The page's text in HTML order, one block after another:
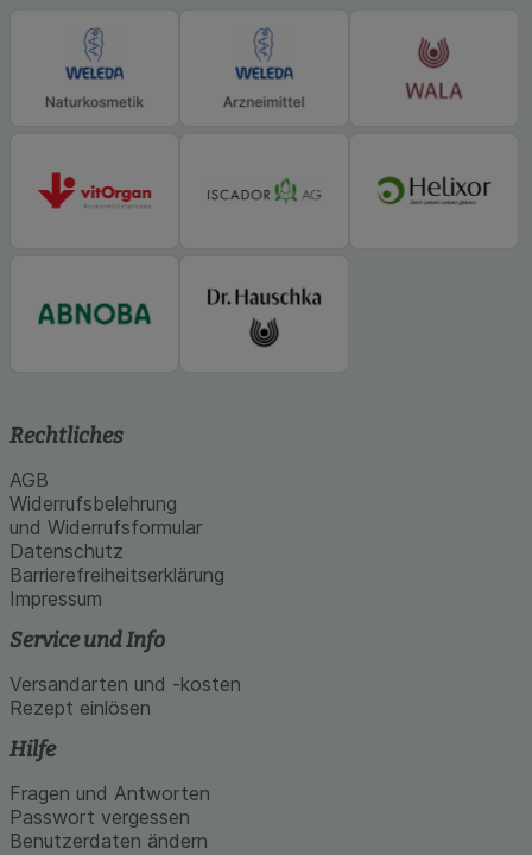
Statistik & Tracking:
Hierüber lassen sich
Informationen über die Art und Weise der Nutzung
unserer Website sammeln, mit deren Hilfe wir
unsere Website weiter für Sie optimieren können,
zu gestalten. Bitte beachten Sie, dass Daten
hierfür teilweise an Dritte wie z.B. Google oder
Rechtliches
AGB
Widerrufsbelehrung
und Widerrufsformular
Datenschutz
Barrierefreiheitserklärung
Impressum
Service und Info
Versandarten und -kosten
Rezept einlösen
Hilfe
Fragen und Antworten
Passwort vergessen
Benutzerdaten ändern